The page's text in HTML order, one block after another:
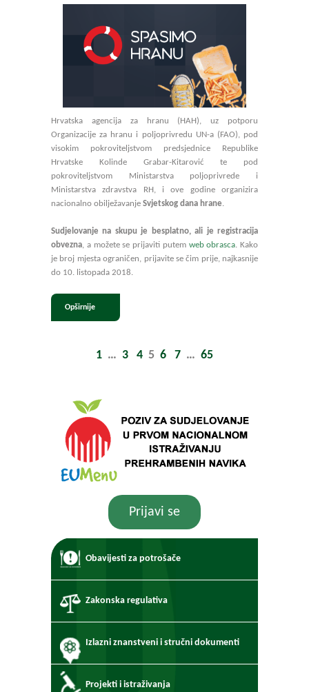
Hrvatska agencija za hranu (HAH), uz potporu
Organizacije za hranu i poljoprivredu UN-a (FAO), pod
visokim pokroviteljstvom predsjednice Republike
Hrvatske Kolinde Grabar-Kitarović te pod
pokroviteljstvom Ministarstva poljoprivrede i
Ministarstva zdravstva RH, i ove godine organizira
nacionalno obilježavanje Svjetskog dana hrane
Sudjelovanje na skupu je besplatno, ali je registracija
obvezna , a možete se prijaviti putem web obrasca . Kako
je broj mjesta ograničen, prijavite se čim prije, najkasnije
do 10. listopada 2018.
Opširnije
1 … 3 4 5 6 7 … 65
Prijavi se
Obavijesti za potrošače
Zakonska regulativa
Izlazni znanstveni i stručni dokumenti
Projekti i istraživanja